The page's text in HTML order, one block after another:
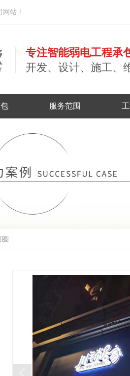
站！
专注智能弱电工程承
开发、设计、施工、
服务范围